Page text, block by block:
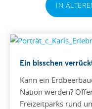
IN
Ein bisschen
Kann ein
Nation werden?
Freizeitparks rund